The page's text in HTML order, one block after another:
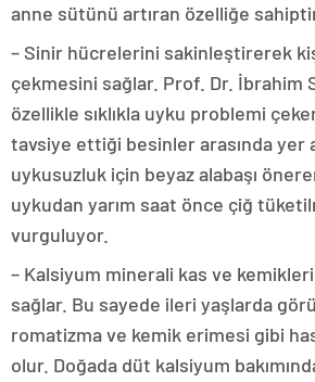
anne sütünü artıran özelliğe
– Sinir hücrelerini sakinleştirerek
çekmesini sağlar. Prof. Dr. İbrahim
özellikle sıklıkla uyku problemi
tavsiye ettiği besinler arasında yer
uykusuzluk için beyaz alabaşı
uykudan yarım saat önce çiğ
vurguluyor.
– Kalsiyum minerali kas ve
sağlar. Bu sayede ileri yaşlarda
romatizma ve kemik erimesi gibi
olur. Doğada düt kalsiyum